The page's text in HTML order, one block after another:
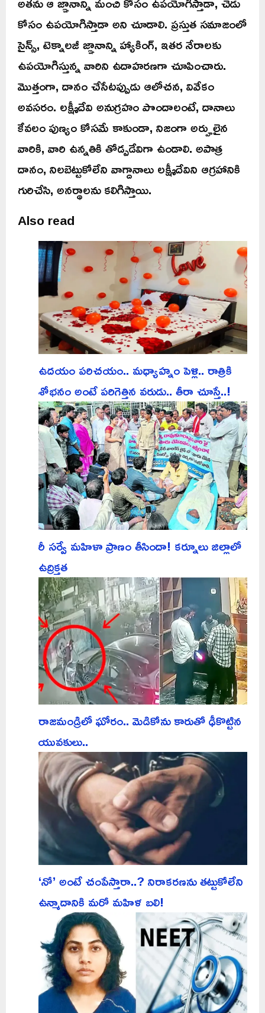
కోసం ఉపయోగిస్తాడా అని చూడాలి. ప్రస్తుత సమాజంలో
సైన్స్, టెక్నాలజీ జ్ఞానాన్ని హ్యాకింగ్, ఇతర నేరాలకు
ఉపయోగిస్తున్న వారిని ఉదాహరణగా చూపించారు.
మొత్తంగా, దానం చేసేటప్పుడు ఆలోచన, వివేకం
అవసరం. లక్ష్మీదేవి అనుగ్రహం పొందాలంటే, దానాలు
కేవలం పుణ్యం కోసమే కాకుండా, నిజంగా అర్హులైన
వారికి, వారి ఉన్నతికి తోడ్పడేవిగా ఉండాలి. అపాత్ర
దానం, నిలబెట్టుకోలేని వాగ్దానాలు లక్ష్మీదేవిని ఆగ్రహానికి
గురిచేసి, అనర్థాలను కలిగిస్తాయి.
Also read
ఉదయం పరిచయం.. మధ్యాహ్నం పెళ్లి.. రాత్రికి
శోభనం అంటే పరిగెత్తిన వరుడు.. తీరా చూస్తే..!
రీ సర్వే మహిళా ప్రాణం తీసిందా! కర్నూలు జిల్లాలో
ఉద్రిక్తత
రాజమండ్రిలో ఘోరం.. మెడికోను కారుతో ఢీకొట్టిన
యువకులు..
‘నో’ అంటే చంపేస్తారా..? నిరాకరణను తట్టుకోలేని
ఉన్మాదానికి మరో మహిళ బలి!